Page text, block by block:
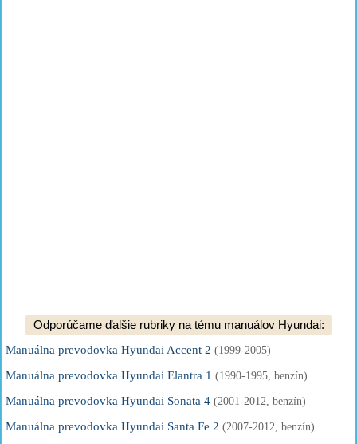
Odporúčame ďalšie rubriky na tému manuálov Hyundai:
Manuálna prevodovka Hyundai Accent 2 (1999-2005)
Manuálna prevodovka Hyundai Elantra 1 (1990-1995, benzín)
Manuálna prevodovka Hyundai Sonata 4 (2001-2012, benzín)
Manuálna prevodovka Hyundai Santa Fe 2 (2007-2012, benzín)